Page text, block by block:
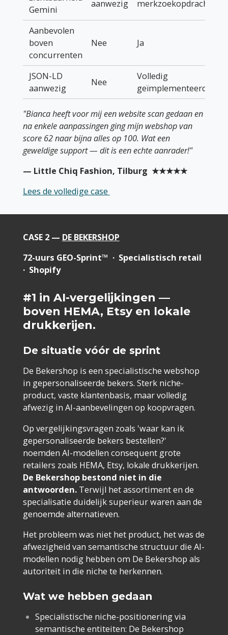
Gemini
aanwezig
merkzoekopdrachten
Aanbevolen
boven
concurrenten
Nee Ja
JSON-LD
aanwezig
Nee
Volledig
geïmplementeerd
"Bianca heeft voor mij een website scan gedaan en
na enkele aanpassingen ging mijn webshop van
score 62 naar bijna alles op 100. Wat een
geweldige support — dit is een echte aanrader!"
— Little Chiq Fashion, Tilburg ★★★★★
Lees de volledige case
CASE 2 — DE BEKERSHOP
72-uurs GEO-Sprint™ · Specialistisch retail
· Shopify
#1 in AI-vergelijkingen —
boven HEMA, Etsy en lokale
drukkerijen.
De situatie vóór de sprint
De Bekershop is een specialistische webshop
in gepersonaliseerde bekers. Sterk niche-
product, vaste klantenbasis, maar volledig
afwezig in AI-aanbevelingen op koopvragen.
Op vergelijkingsvragen zoals 'waar kan ik
gepersonaliseerde bekers bestellen?'
noemden AI-modellen consequent grote
retailers zoals HEMA, Etsy, lokale drukkerijen.
De Bekershop bestond niet in die
antwoorden.Terwijl het assortiment en de
specialisatie duidelijk superieur waren aan de
genoemde alternatieven.
Het probleem was niet het product, het was de
afwezigheid van semantische structuur die AI-
modellen nodig hebben om De Bekershop als
autoriteit in die niche te herkennen.
Wat we hebben gedaan
Specialistische niche-positionering via
semantische entiteiten: De Bekershop